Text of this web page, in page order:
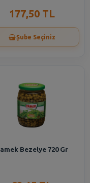
177,50 TL
Şube Seçiniz
Bezelye 720 Gr